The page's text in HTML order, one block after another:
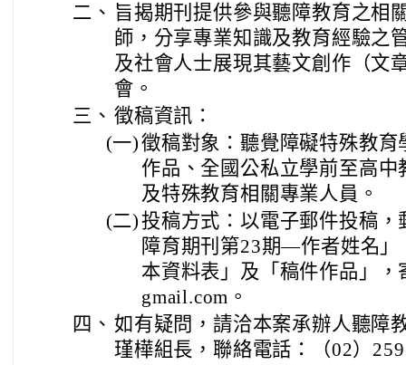
二、 旨揭期刊提供參與聽障教育之相
師，分享專業知識及教育經驗之
及社會人士展現其藝文創作（文
會。
三、 徵稿資訊：
(一)徵稿對象：聽覺障礙特殊教
作品、全國公私立學前至高
及特殊教育相關專業人員。
(二)投稿方式：以電子郵件投稿
障育期刊第23期—作者姓名
本資料表」及「稿件作品」，
gmail.com。
四、 如有疑問，請洽本案承辦人聽障
瑾樺組長，聯絡電話：（02）